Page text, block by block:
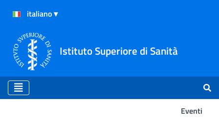
Istituto Superiore di Sanità
Eventi